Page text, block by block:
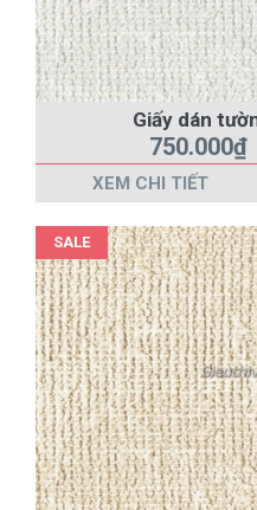
Giấy dán
XEM CHI TIẾT
SALE